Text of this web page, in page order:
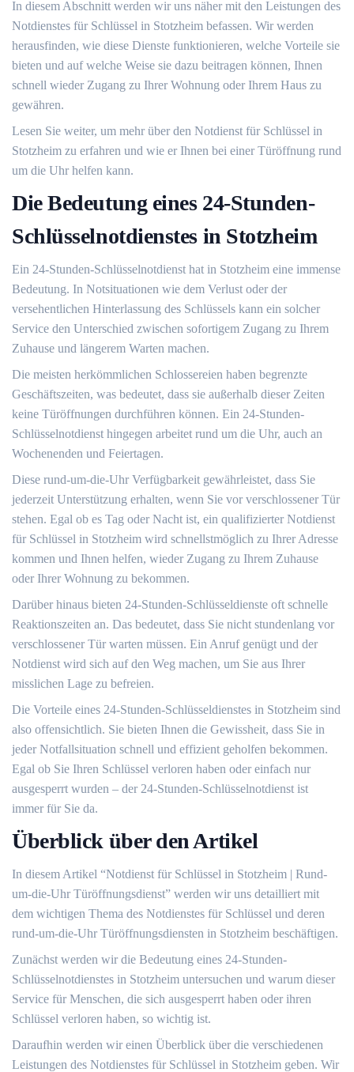
In diesem Abschnitt werden wir uns näher mit den Leistungen des
Notdienstes für Schlüssel in Stotzheim befassen.​ Wir werden
herausfinden, wie diese Dienste funktionieren, welche Vorteile sie
bieten und auf welche Weise sie dazu beitragen können, Ihnen
schnell wieder Zugang zu Ihrer Wohnung oder Ihrem Haus zu
gewähren.​
Lesen Sie weiter, um mehr über den Notdienst für Schlüssel in
Stotzheim zu erfahren und wie er Ihnen bei einer Türöffnung rund
um die Uhr helfen kann.
Die Bedeutung eines 24-Stunden-
Schlüsselnotdienstes in Stotzheim
Ein 24-Stunden-Schlüsselnotdienst hat in Stotzheim eine immense
Bedeutung. In Notsituationen wie dem Verlust oder der
versehentlichen Hinterlassung des Schlüssels kann ein solcher
Service den Unterschied zwischen sofortigem Zugang zu Ihrem
Zuhause und längerem Warten machen.​
Die meisten herkömmlichen Schlossereien haben begrenzte
Geschäftszeiten, was bedeutet, dass sie außerhalb dieser Zeiten
keine Türöffnungen durchführen können.​ Ein 24-Stunden-
Schlüsselnotdienst hingegen arbeitet rund um die Uhr, auch an
Wochenenden und Feiertagen.
Diese rund-um-die-Uhr Verfügbarkeit gewährleistet, dass Sie
jederzeit Unterstützung erhalten, wenn Sie vor verschlossener Tür
stehen.​ Egal ob es Tag oder Nacht ist, ein qualifizierter Notdienst
für Schlüssel in Stotzheim wird schnellstmöglich zu Ihrer Adresse
kommen und Ihnen helfen, wieder Zugang zu Ihrem Zuhause
oder Ihrer Wohnung zu bekommen.​
Darüber hinaus bieten 24-Stunden-Schlüsseldienste oft schnelle
Reaktionszeiten an.​ Das bedeutet, dass Sie nicht stundenlang vor
verschlossener Tür warten müssen.​ Ein Anruf genügt und der
Notdienst wird sich auf den Weg machen, um Sie aus Ihrer
misslichen Lage zu befreien.​
Die Vorteile eines 24-Stunden-Schlüsseldienstes in Stotzheim sind
also offensichtlich. Sie bieten Ihnen die Gewissheit, dass Sie in
jeder Notfallsituation schnell und effizient geholfen bekommen.​
Egal ob Sie Ihren Schlüssel verloren haben oder einfach nur
ausgesperrt wurden – der 24-Stunden-Schlüsselnotdienst ist
immer für Sie da.​
Überblick über den Artikel
In diesem Artikel “Notdienst für Schlüssel in Stotzheim | Rund-
um-die-Uhr Türöffnungsdienst” werden wir uns detailliert mit
dem wichtigen Thema des Notdienstes für Schlüssel und deren
rund-um-die-Uhr Türöffnungsdiensten in Stotzheim beschäftigen.​
Zunächst werden wir die Bedeutung eines 24-Stunden-
Schlüsselnotdienstes in Stotzheim untersuchen und warum dieser
Service für Menschen, die sich ausgesperrt haben oder ihren
Schlüssel verloren haben, so wichtig ist.​
Daraufhin werden wir einen Überblick über die verschiedenen
Leistungen des Notdienstes für Schlüssel in Stotzheim geben. Wir